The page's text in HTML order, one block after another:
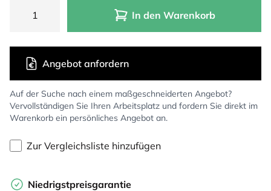
In den Warenkorb
Auf der Suche nach einem maßgeschneiderten Angebot?
Vervollständigen Sie Ihren Arbeitsplatz und fordern Sie direkt im
Warenkorb ein persönliches Angebot an.
Angebot anfordern
Zur Vergleichsliste hinzufügen
Niedrigstpreisgarantie